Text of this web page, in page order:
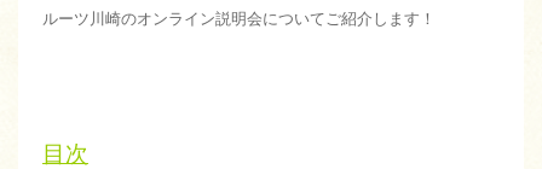
ルーツ川崎のオンライン説明会についてご紹介します！
目次